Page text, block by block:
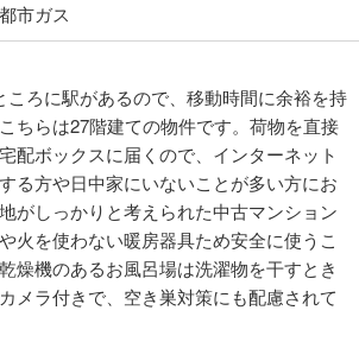
都市ガス
ころに駅があるので、移動時間に余裕を持
ちらは27階建ての物件です。荷物を直接
配ボックスに届くので、インターネット
る方や日中家にいないことが多い方にお
がしっかりと考えられた中古マンション
火を使わない暖房器具ため安全に使うこ
燥機のあるお風呂場は洗濯物を干すとき
メラ付きで、空き巣対策にも配慮されて